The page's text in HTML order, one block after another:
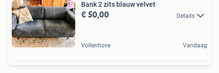
Bank 2 zits blauw velvet
€ 50,00 Details
Vollenhove Vandaag